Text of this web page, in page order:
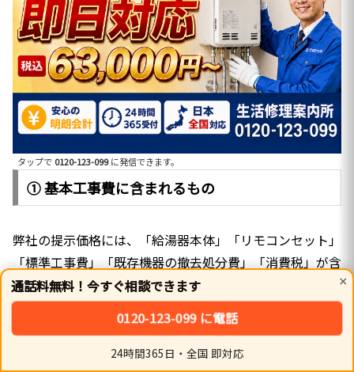
×
通話料無料！今すぐ相談できます
0120-123-099 に電話
24時間365日・全国 即対応
タップで 0120-123-099に発信できます。
① 基本工事費に含まれるもの
弊社の提示価格には、「給湯器本体」「リモコンセット」
「標準工事費」「既存機器の撤去処分費」「消費税」が含
まれます。標準工事とは、同タイプへの交換で配管の位置
変更や追加部材を必要としないケースを指します。 見積
もり時にお出しした金額から、当日に理由のない追加請求
をすることはありません。
シェア トップ